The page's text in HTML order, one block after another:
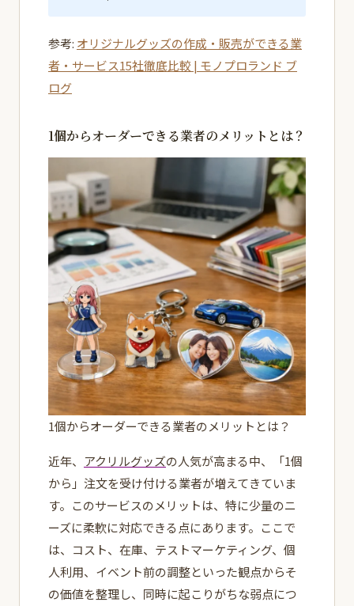
参考: オリジナルグッズの作成・販売ができる業
者・サービス15社徹底比較 | モノプロランド ブ
ログ
1個からオーダーできる業者のメリットとは？
1個からオーダーできる業者のメリットとは？
近年、 アクリルグッズの人気が高まる中、「1個
から」注文を受け付ける業者が増えてきていま
す。このサービスのメリットは、特に少量のニ
ーズに柔軟に対応できる点にあります。ここで
は、コスト、在庫、テストマーケティング、個
人利用、イベント前の調整といった観点からそ
の価値を整理し、同時に起こりがちな弱点につ